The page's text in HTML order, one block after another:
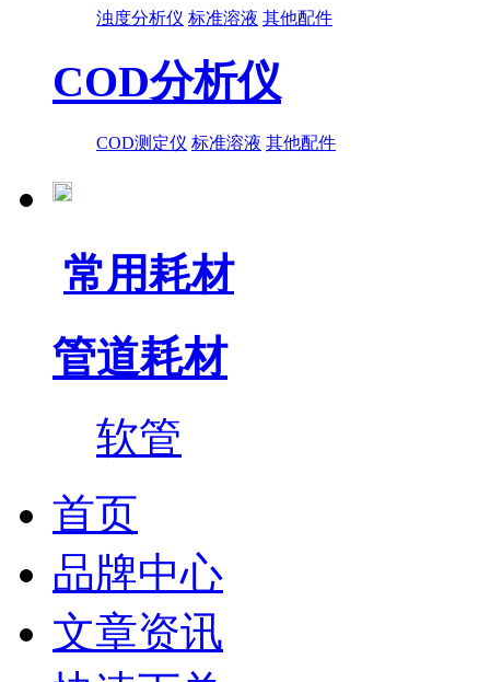
浊度分析仪 标准溶液 其他配件
COD分析仪
COD测定仪 标准溶液 其他配件
常用耗材
管道耗材
软管
首页
品牌中心
文章资讯